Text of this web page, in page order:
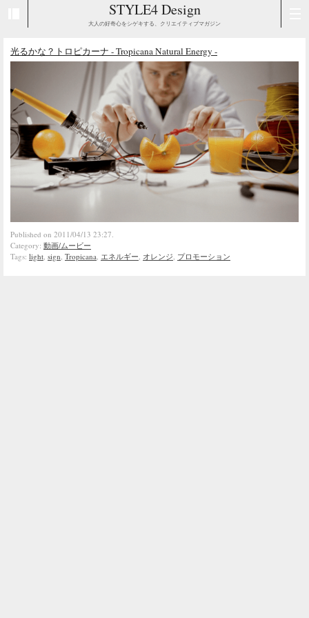
STYLE4 Design
大人の好奇心をシゲキする、クリエイティブマガジン
光るかな？トロピカーナ - Tropicana Natural Energy -
Published on 2011/04/13 23:27.
Category: 動画/ムービー
Tags: light sign Tropicana エネルギー オレンジ プロモーション